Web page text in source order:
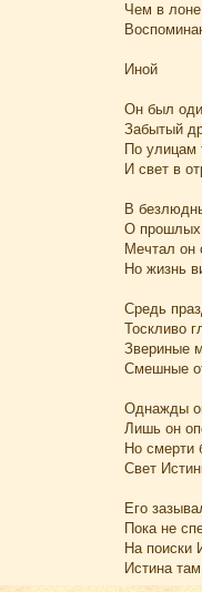
Чем в
Иной
Он был
Забытый
По улицам
И свет в
В
О прошлых
Мечтал он
Но жизнь
Средь
Тоскливо
Звериные
Смешные
Однажды
Лишь он
Но смерти
Свет
Его
Пока не
На поиски
Истина